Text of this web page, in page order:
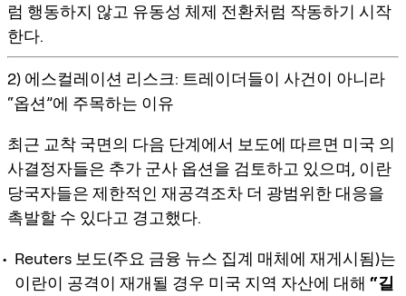
럼 행동하지 않고 유동성 체제 전환처럼 작동하기 시작
한다.
2) 에스컬레이션 리스크: 트레이더들이 사건이 아니라
“옵션”에 주목하는 이유
최근 교착 국면의 다음 단계에서 보도에 따르면 미국 의
사결정자들은 추가 군사 옵션을 검토하고 있으며, 이란
당국자들은 제한적인 재공격조차 더 광범위한 대응을
촉발할 수 있다고 경고했다.
Reuters 보도(주요 금융 뉴스 집계 매체에 재게시됨)는
이란이 공격이 재개될 경우 미국 지역 자산에 대해 “길